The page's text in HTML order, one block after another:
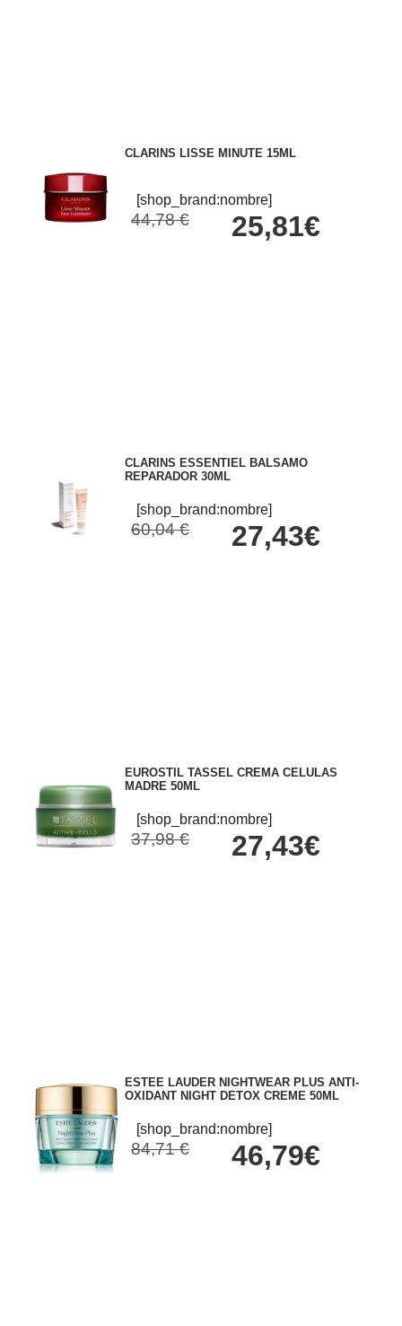
CLARINS LISSE MINUTE 15ML
[shop_brand:nombre]
44,78 € 25,81€
CLARINS ESSENTIEL BALSAMO
REPARADOR 30ML
[shop_brand:nombre]
60,04 € 27,43€
EUROSTIL TASSEL CREMA CELULAS
MADRE 50ML
[shop_brand:nombre]
37,98 € 27,43€
ESTEE LAUDER NIGHTWEAR PLUS ANTI-
OXIDANT NIGHT DETOX CREME 50ML
[shop_brand:nombre]
84,71 € 46,79€